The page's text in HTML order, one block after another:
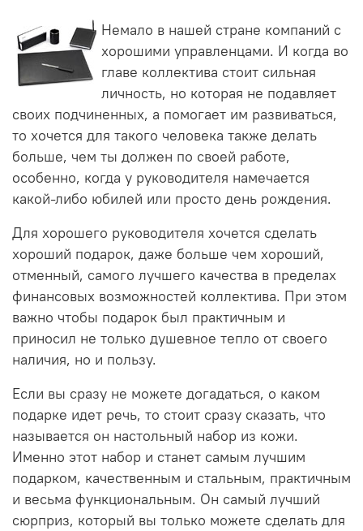
Немало в нашей стране компаний с
хорошими управленцами. И когда во
главе коллектива стоит сильная
личность, но которая не подавляет
своих подчиненных, а помогает им развиваться,
то хочется для такого человека также делать
больше, чем ты должен по своей работе,
особенно, когда у руководителя намечается
какой-либо юбилей или просто день рождения.
Для хорошего руководителя хочется сделать
хороший подарок, даже больше чем хороший,
отменный, самого лучшего качества в пределах
финансовых возможностей коллектива. При этом
важно чтобы подарок был практичным и
приносил не только душевное тепло от своего
наличия, но и пользу.
Если вы сразу не можете догадаться, о каком
подарке идет речь, то стоит сразу сказать, что
называется он настольный набор из кожи.
Именно этот набор и станет самым лучшим
подарком, качественным и стальным, практичным
и весьма функциональным. Он самый лучший
сюрприз, который вы только можете сделать для